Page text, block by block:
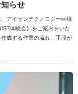
らせ
アイサンテクノロジー㈱様
体験会】をご案内をいた
成する作業の流れ、手段が